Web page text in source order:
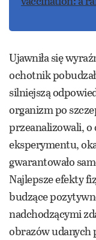
Ujawniła się
ochotnik
silniejszą
organizm po
przeanalizowali, o
eksperymentu,
gwarantowało
Najlepsze efekty
budzące
nadchodzącymi
obrazów udanych